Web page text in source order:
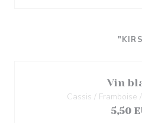
Vin
Cassis / Framboise
5,50